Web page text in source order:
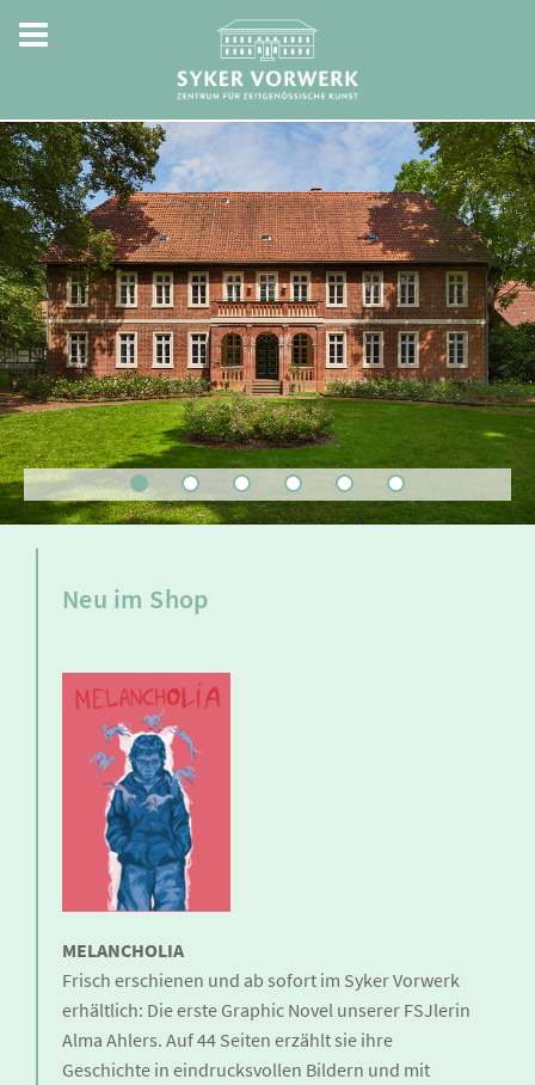
Neu im Shop
MELANCHOLIA
Frisch erschienen und ab sofort im Syker Vorwerk
erhältlich: Die erste Graphic Novel unserer FSJlerin
Alma Ahlers. Auf 44 Seiten erzählt sie ihre
Geschichte in eindrucksvollen Bildern und mit